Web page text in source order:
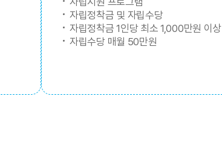
자립정착금 및 자립수당
자립정착금 1인당 최소 1,000만원 이상
자립수당 매월 50만원